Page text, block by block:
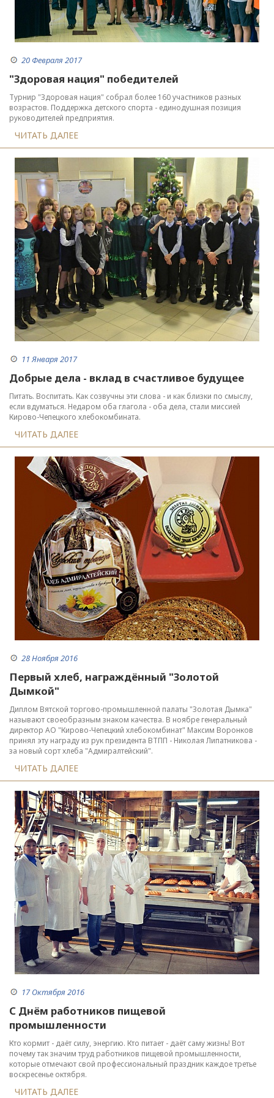
20 Февраля 2017
"Здоровая нация" победителей
Турнир "Здоровая нация" собрал более 160 участников разных
возрастов. Поддержка детского спорта - единодушная позиция
руководителей предприятия.
ЧИТАТЬ ДАЛЕЕ
11 Января 2017
Добрые дела - вклад в счастливое будущее
Питать. Воспитать. Как созвучны эти слова - и как близки по смыслу,
если вдуматься. Недаром оба глагола - оба дела, стали миссией
Кирово-Чепецкого хлебокомбината.
ЧИТАТЬ ДАЛЕЕ
28 Ноября 2016
Первый хлеб, награждённый "Золотой
Дымкой"
Диплом Вятской торгово-промышленной палаты "Золотая Дымка"
называют своеобразным знаком качества. В ноябре генеральный
директор АО "Кирово-Чепецкий хлебокомбинат" Максим Воронков
принял эту награду из рук президента ВТПП - Николая Липатникова -
за новый сорт хлеба "Адмиралтейский".
ЧИТАТЬ ДАЛЕЕ
17 Октября 2016
С Днём работников пищевой
промышленности
Кто кормит - даёт силу, энергию. Кто питает - даёт саму жизнь! Вот
почему так значим труд работников пищевой промышленности,
которые отмечают свой профессиональный праздник каждое третье
воскресенье октября.
ЧИТАТЬ ДАЛЕЕ